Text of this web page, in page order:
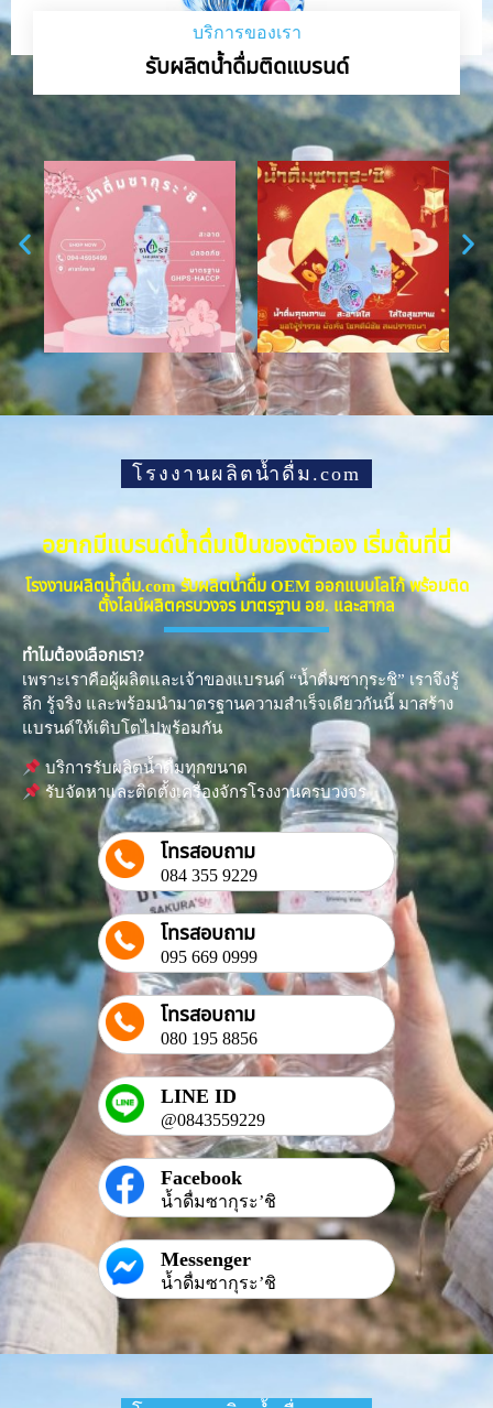
บริการของเรา
รับผลิตน้ำดื่มติดแบรนด์
โรงงานผลิตน้ำดื่ม.com
อยากมีแบรนด์น้ำดื่มเป็นของตัวเอง เริ่มต้นที่นี่
โรงงานผลิตน้ำดื่ม.com รับผลิตน้ำดื่ม OEM ออกแบบโลโก้ พร้อมติด
ตั้งไลน์ผลิตครบวงจร มาตรฐาน อย. และสากล
ทำไมต้องเลือกเรา?
เพราะเราคือผู้ผลิตและเจ้าของแบรนด์ “น้ำดื่มซากุระชิ” เราจึงรู้
ลึก รู้จริง และพร้อมนำมาตรฐานความสำเร็จเดียวกันนี้ มาสร้าง
แบรนด์ให้เติบโตไปพร้อมกัน
บริการรับผลิตน้ำดื่มทุกขนาด
รับจัดหาและติดตั้งเครื่องจักรโรงงานครบวงจร
โทรสอบถาม
084 355 9229
โทรสอบถาม
095 669 0999
โทรสอบถาม
080 195 8856
LINE ID
@0843559229
Facebook
น้ำดื่มซากุระ’ชิ
Messenger
น้ำดื่มซากุระ’ชิ